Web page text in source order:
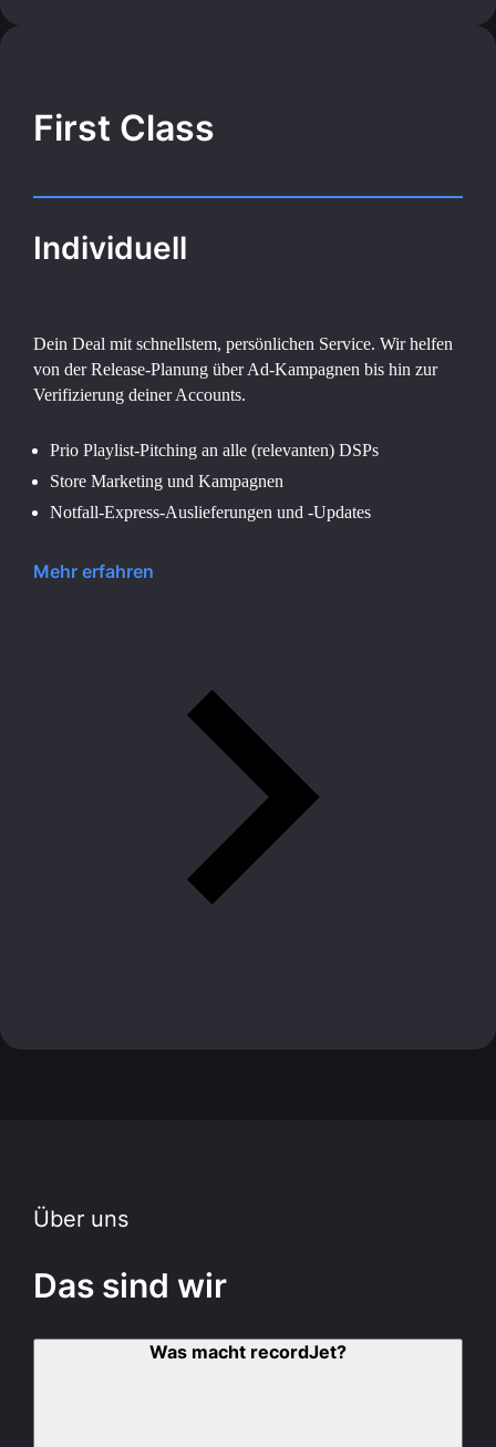
First Class
Individuell
Dein Deal mit schnellstem, persönlichen Service. Wir helfen
von der Release-Planung über Ad-Kampagnen bis hin zur
Verifizierung deiner Accounts.
Prio Playlist-Pitching an alle (relevanten) DSPs
Store Marketing und Kampagnen
Notfall-Express-Auslieferungen und -Updates
Mehr erfahren
Über uns
Das sind wir
Was macht recordJet?